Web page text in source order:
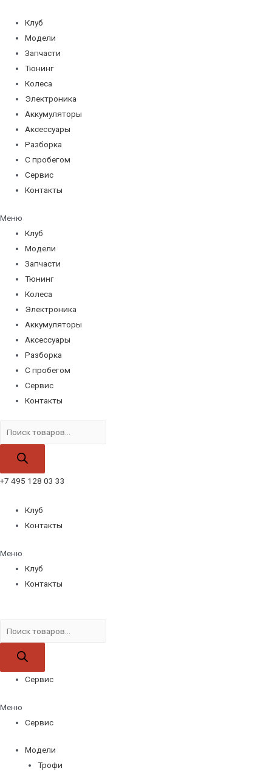
содержимому
Клуб
Модели
Запчасти
Тюнинг
Колеса
Электроника
Аккумуляторы
Аксессуары
Разборка
С пробегом
Сервис
Контакты
Меню
Клуб
Модели
Запчасти
Тюнинг
Колеса
Электроника
Аккумуляторы
Аксессуары
Разборка
С пробегом
Сервис
Контакты
товаров
+7 495 128 03 33
Клуб
Контакты
Меню
Клуб
Контакты
товаров
Сервис
Меню
Сервис
Модели
Трофи